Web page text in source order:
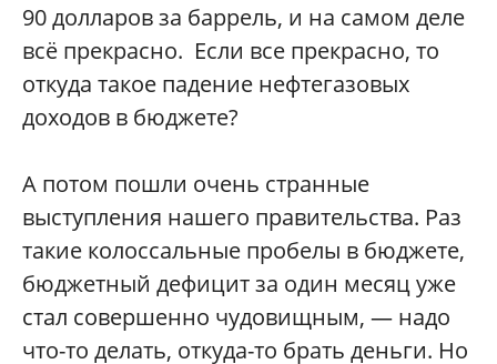
90 долларов за баррель, и на самом деле
всё прекрасно. Если все прекрасно, то
откуда такое падение нефтегазовых
доходов в бюджете?
А потом пошли очень странные
выступления нашего правительства. Раз
такие колоссальные пробелы в бюджете,
бюджетный дефицит за один месяц уже
стал совершенно чудовищным, — надо
что-то делать, откуда-то брать деньги. Но